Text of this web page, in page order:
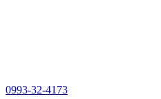
0993-32-4173